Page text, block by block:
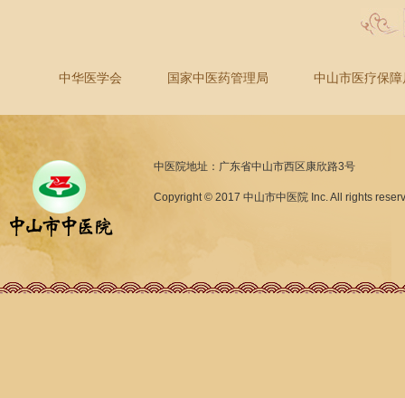
中华医学会 国家中医药管理局 中山市医疗保障
中医院地址：广东省中山市西区康欣路3号
Copyright © 2017 中山市中医院 Inc. All rights